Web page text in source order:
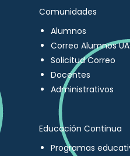
Comunidades
Alumnos
Correo Alumnos
Solicitud Correo
Docentes
Administrativos
Educación Continua
Programas